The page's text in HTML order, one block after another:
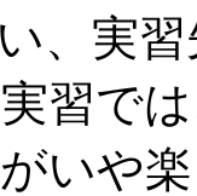
、実
習で
いや